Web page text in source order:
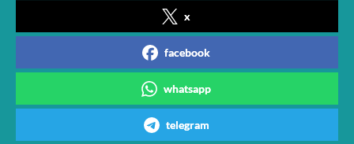
x
facebook
whatsapp
telegram